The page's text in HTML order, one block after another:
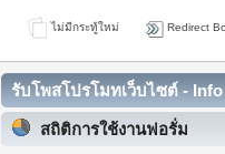
ไม่มีกระทู้ใหม่ Redirect
รับโพสโปรโมทเว็บไซต์ -
สถิติการใช้งานฟอรั่ม